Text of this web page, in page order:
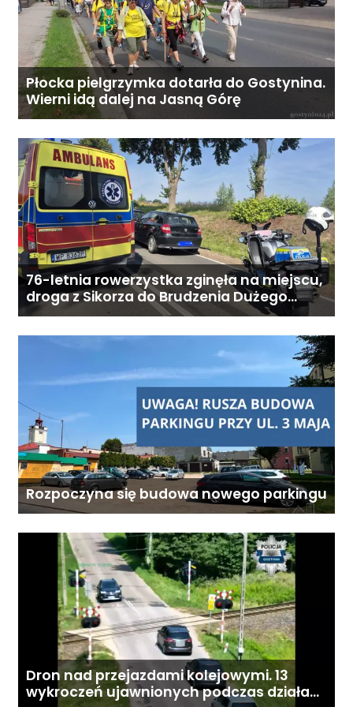
miesięcznie. Ostateczna cena
zależy od zakresu opieki oraz
indywidualnych potrzeb
podopiecznego. Zadzwoń: 726
284 828 Poniedziałek–piątek,
9:00–18:00
Płocka pielgrzymka dotarła do Gostynina.
Wierni idą dalej na Jasną Górę
76-letnia rowerzystka zginęła na miejscu,
droga z Sikorza do Brudzenia Dużego
zablokowana
Rozpoczyna się budowa nowego parkingu
Dron nad przejazdami kolejowymi. 13
wykroczeń ujawnionych podczas działań